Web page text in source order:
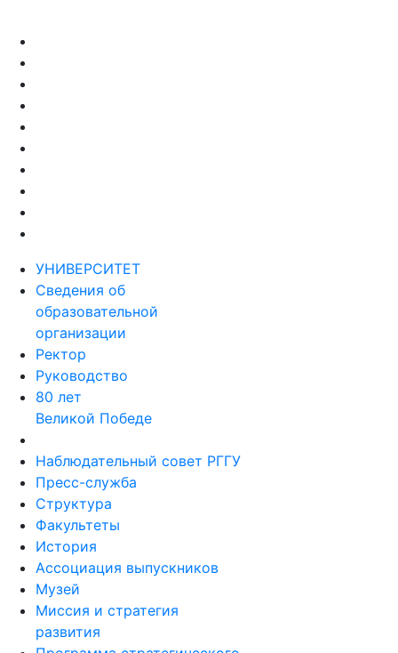
УНИВЕРСИТЕТ
Сведения об
образовательной
организации
Ректор
Руководство
80 лет
Великой Победе
Наблюдательный совет РГГУ
Пресс-служба
Структура
Факультеты
История
Ассоциация выпускников
Музей
Миссия и стратегия
развития